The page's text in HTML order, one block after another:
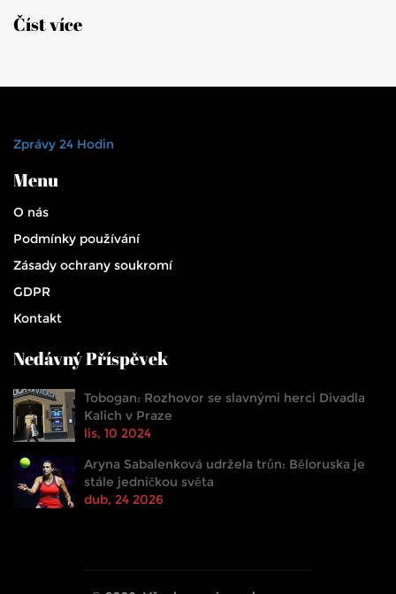
Číst více
Zprávy 24 Hodin
Menu
O nás
Podmínky používání
Zásady ochrany soukromí
GDPR
Kontakt
Nedávný Příspěvek
Tobogan: Rozhovor se slavnými herci Divadla
Kalich v Praze
lis, 10 2024
Aryna Sabalenková udržela trůn: Běloruska je
stále jedničkou světa
dub, 24 2026